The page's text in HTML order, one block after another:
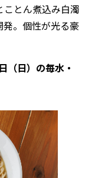
とん煮込み白濁
。個性が光る豪
（日）の毎水・